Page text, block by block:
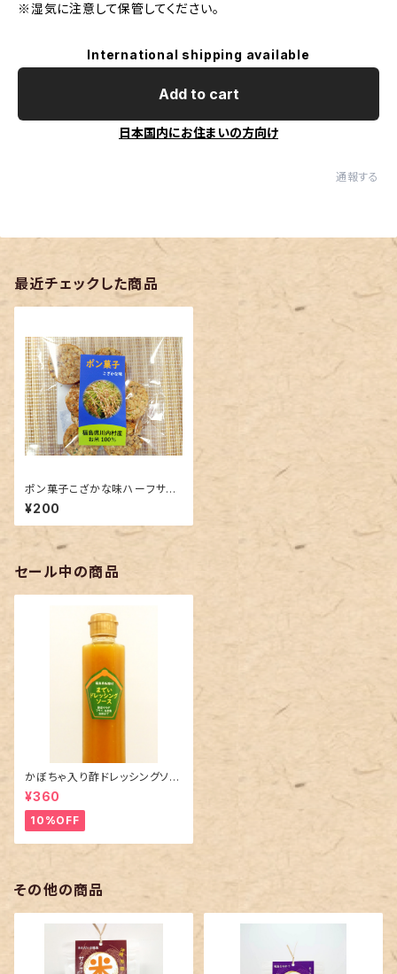
※湿気に注意して保管してください。
International shipping available
Add to cart
日本国内にお住まいの方向け
通報する
最近チェックした商品
ポン菓子こざかな味ハーフサイ
ズ（30g）
¥200
セール中の商品
かぼちゃ入り酢ドレッシングソー
ス
¥360
10%OFF
その他の商品